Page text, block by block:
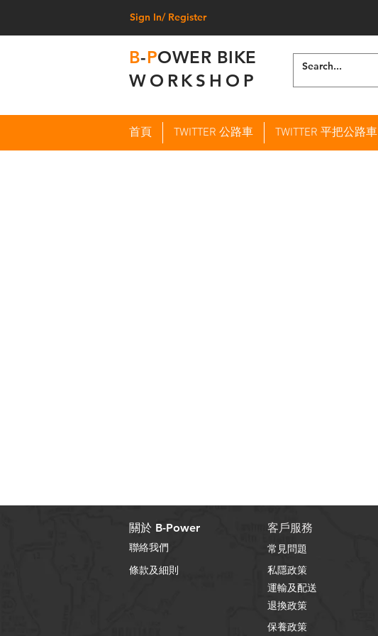
Sign In/ Register
B-POWER BIKE
WORKSHOP
首頁 TWITTER 公路車 TWITTER 平把公路車
關於 B-Power 客戶服務
聯絡我們
常見問題
條款及細則
私隱政策
運輸及配送
退換政策
保養政策